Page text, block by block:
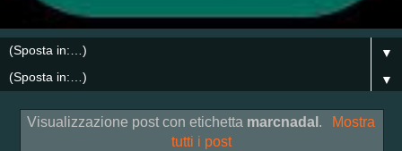
▼
▼
Visualizzazione post con etichetta marcnadal .
Mostra
tutti i post